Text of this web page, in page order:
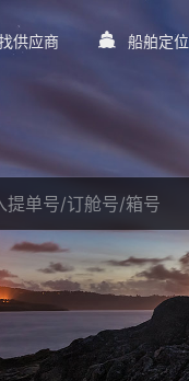
供应商 船舶定位